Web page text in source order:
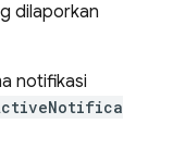
dilaporkan
notifikasi